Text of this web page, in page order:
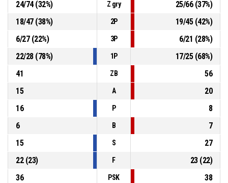
Przerwa na żądanie P4 00:06
P4 00:09 46, M. Jarkiewicz , Asysta
24/74(32%) Z gry 25/66(37%)
18/47(38%) 2P 19/45(42%)
6/27(22%) 3P 6/21 (28%)
22/28(78%) 1P 17/25(68%)
41
ZB
56
15
A
20
16
P
8
6
B
7
15
S
27
22(23) F 23(22)
36
PSK
38